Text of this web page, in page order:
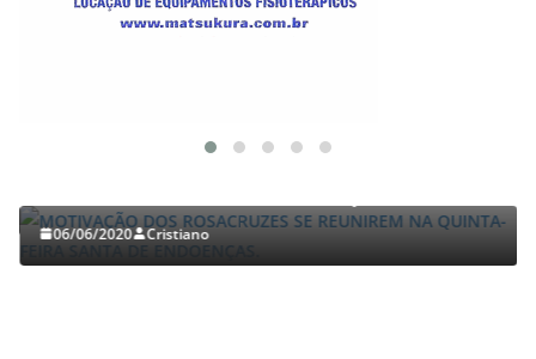
06/06/2020 Cristiano